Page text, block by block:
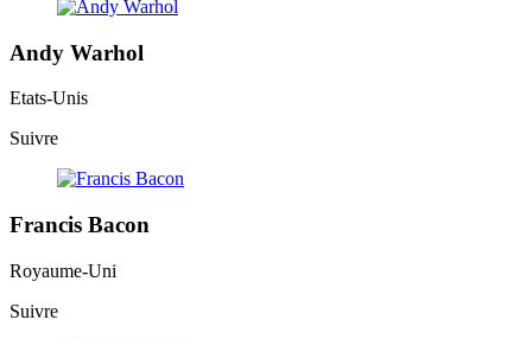
Andy Warhol
Etats-Unis
Suivre
Francis Bacon
Royaume-Uni
Suivre